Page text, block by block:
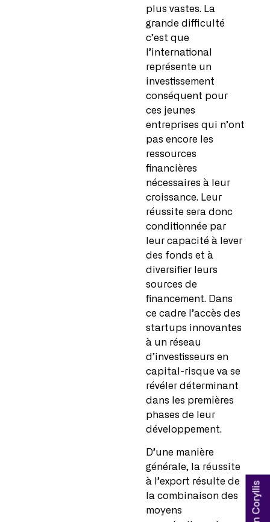
plus vastes. La
grande difficulté
c’est que
l’international
représente un
investissement
conséquent pour
ces jeunes
entreprises qui n’ont
pas encore les
ressources
financières
nécessaires à leur
croissance. Leur
réussite sera donc
conditionnée par
leur capacité à lever
des fonds et à
diversifier leurs
sources de
financement. Dans
ce cadre l’accès des
startups innovantes
à un réseau
d’investisseurs en
capital-risque va se
révéler déterminant
dans les premières
phases de leur
développement.
D’une manière
générale, la réussite
à l’export résulte de
la combinaison des
moyens